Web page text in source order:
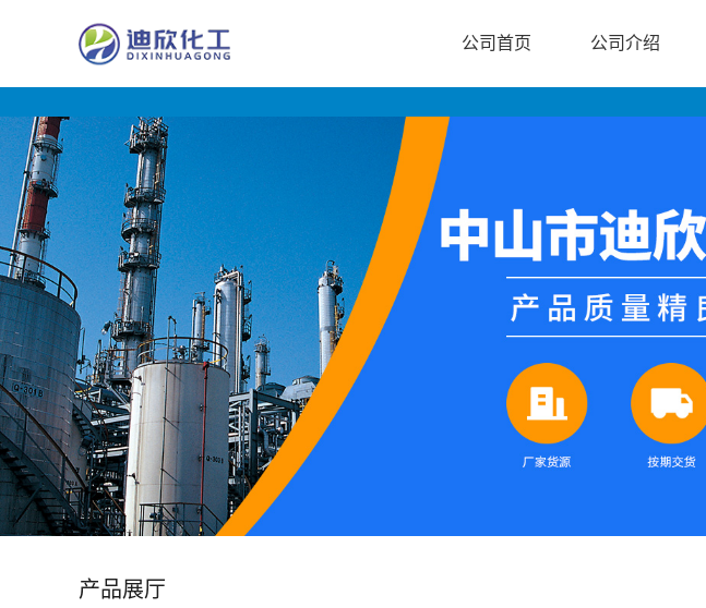
司
首
页
公
司
介
绍
公
公司首页 公司介绍
产品展厅